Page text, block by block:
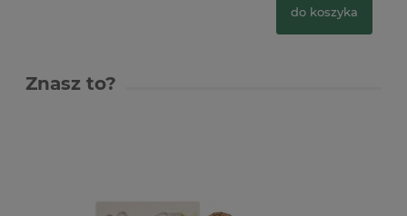
do koszyka
Znasz to?